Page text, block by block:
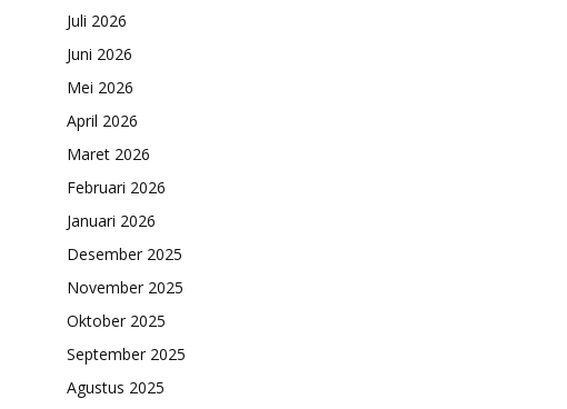
Juli 2026
Juni 2026
Mei 2026
April 2026
Maret 2026
Februari 2026
Januari 2026
Desember 2025
November 2025
Oktober 2025
September 2025
Agustus 2025